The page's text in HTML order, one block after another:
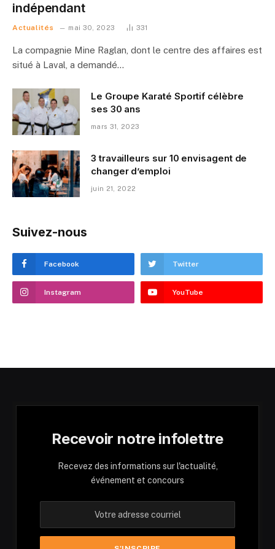
indépendant
Actualités mai 30, 2023 331
La compagnie Mine Raglan, dont le centre des affaires est
situé à Laval, a demandé…
Le Groupe Karaté Sportif célèbre
ses 30 ans
mars 31, 2023
3 travailleurs sur 10 envisagent de
changer d’emploi
juin 21, 2022
Suivez-nous
Facebook Twitter
Instagram YouTube
Recevoir notre infolettre
Recevez des informations sur l'actualité,
événement et concours